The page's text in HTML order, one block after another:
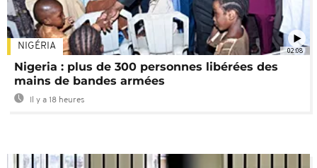
02:08
NIGÉRIA
Nigeria : plus de 300 personnes libérées des
mains de bandes armées
Il y a 18 heures